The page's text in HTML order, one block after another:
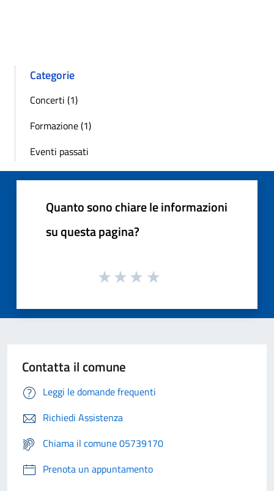
Categorie
Concerti (1)
Formazione (1)
Eventi passati
Quanto sono chiare le informazioni
su questa pagina?
Contatta il comune
Leggi le domande frequenti
Richiedi Assistenza
Chiama il comune 05739170
Prenota un appuntamento